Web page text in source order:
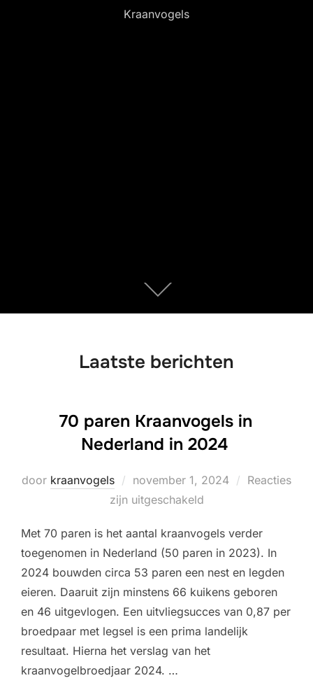
Kraanvogels
Scroll
omlaag
Laatste berichten
70 paren Kraanvogels in
Nederland in 2024
door kraanvogels
Geplaatst
op
november 1, 2024
Reacties
zijn uitgeschakeld
Met 70 paren is het aantal kraanvogels verder
toegenomen in Nederland (50 paren in 2023). In
2024 bouwden circa 53 paren een nest en legden
eieren. Daaruit zijn minstens 66 kuikens geboren
en 46 uitgevlogen. Een uitvliegsucces van 0,87 per
broedpaar met legsel is een prima landelijk
resultaat. Hierna het verslag van het
kraanvogelbroedjaar 2024. …